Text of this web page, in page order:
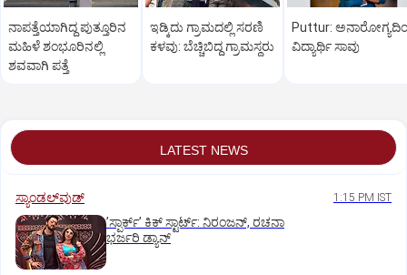
ನಾಪತ್ತೆಯಾಗಿದ್ದ ಪುತ್ತೂರಿನ
ಮಹಿಳೆ ಶಂಭೂರಿನಲ್ಲಿ
ಶವವಾಗಿ ಪತ್ತೆ
ಇಡ್ಕಿದು ಗ್ರಾಮದಲ್ಲಿ ಸರಣಿ
ಕಳವು: ಬೆಚ್ಚಿಬಿದ್ದ ಗ್ರಾಮಸ್ಥರು
Puttur:
ವಿದ್ಯಾರ್ಥಿ ಸಾವು
LATEST NEWS
ಸ್ಯಾಂಡಲ್‌ವುಡ್‌ 1:15 PM IST
ʼಸ್ಪಾರ್ಕ್ʼ ಕಿಕ್‌ ಸ್ಟಾರ್ಟ್‌: ನಿರಂಜನ್‌, ರಚನಾ
ಭರ್ಜರಿ ಡ್ಯಾನ್‌